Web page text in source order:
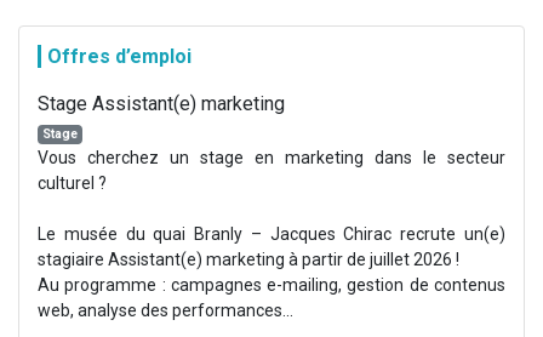
Offres d’emploi
Stage Assistant(e) marketing
Stage
Vous cherchez un stage en marketing dans le secteur
culturel ?
Le musée du quai Branly – Jacques Chirac recrute un(e)
stagiaire Assistant(e) marketing à partir de juillet 2026 !
Au programme : campagnes e-mailing, gestion de contenus
web, analyse des performances...